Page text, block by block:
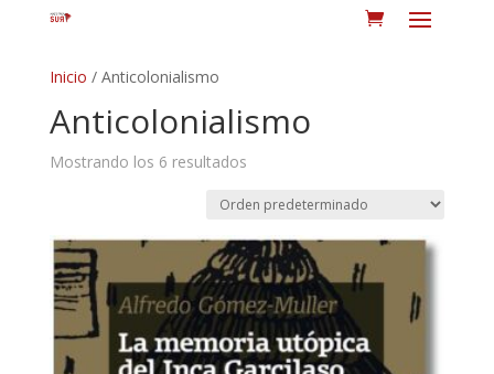
Inicio / Anticolonialismo
Anticolonialismo
Mostrando los 6 resultados